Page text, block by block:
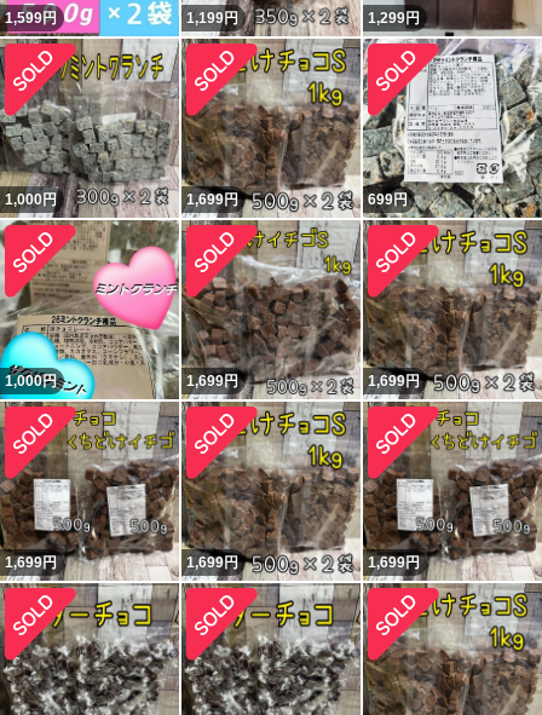
1,599円 1,199円 1,299円
1,000円 1,699円 699円
1,000円 1,699円 1,699円
1,699円 1,699円 1,699円